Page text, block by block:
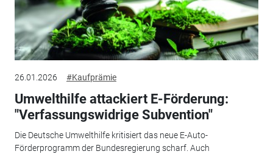
26.01.2026 #Kaufprämie
Umwelthilfe attackiert E-Förderung:
"Verfassungswidrige Subvention"
Die Deutsche Umwelthilfe kritisiert das neue E-Auto-
Förderprogramm der Bundesregierung scharf. Auch